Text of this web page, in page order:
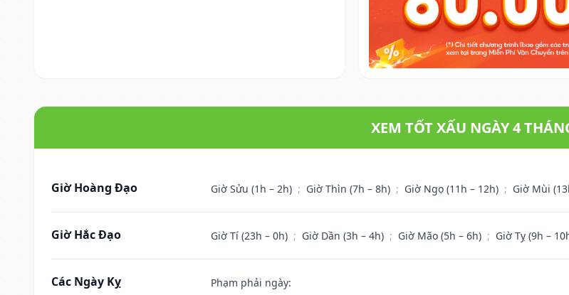
XEM TỐT XẤU NGÀY 4
Giờ Hoàng Đạo Giờ Sửu (1h – 2h) ; Giờ Thìn (7h – 8h) ; Giờ Ngọ (11h – 12h) ; Giờ Mùi
Giờ Hắc Đạo Giờ Tí (23h – 0h) ; Giờ Dần (3h – 4h) ; Giờ Mão (5h – 6h) ; Giờ Tỵ (9h –
Các Ngày Kỵ
Phạm phải ngày: